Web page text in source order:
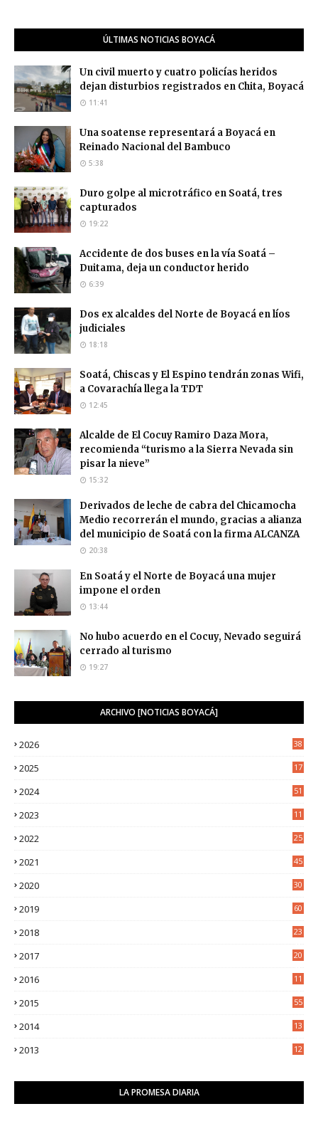
ÚLTIMAS NOTICIAS BOYACÁ
Un civil muerto y cuatro policías heridos
dejan disturbios registrados en Chita, Boyacá
11:41
Una soatense representará a Boyacá en
Reinado Nacional del Bambuco
5:38
Duro golpe al microtráfico en Soatá, tres
capturados
19:22
Accidente de dos buses en la vía Soatá –
Duitama, deja un conductor herido
6:39
Dos ex alcaldes del Norte de Boyacá en líos
judiciales
18:18
Soatá, Chiscas y El Espino tendrán zonas Wifi,
a Covarachía llega la TDT
12:45
Alcalde de El Cocuy Ramiro Daza Mora,
recomienda “turismo a la Sierra Nevada sin
pisar la nieve”
15:32
Derivados de leche de cabra del Chicamocha
Medio recorrerán el mundo, gracias a alianza
del municipio de Soatá con la firma ALCANZA
20:38
En Soatá y el Norte de Boyacá una mujer
impone el orden
13:44
No hubo acuerdo en el Cocuy, Nevado seguirá
cerrado al turismo
19:27
ARCHIVO [NOTICIAS BOYACÁ]
2026 38
2025
17
2024 51
2023
11
2022
25
2021
45
2020
30
2019 60
2018
23
2017
20
2016
11
2015 55
2014
13
2013
12
LA PROMESA DIARIA